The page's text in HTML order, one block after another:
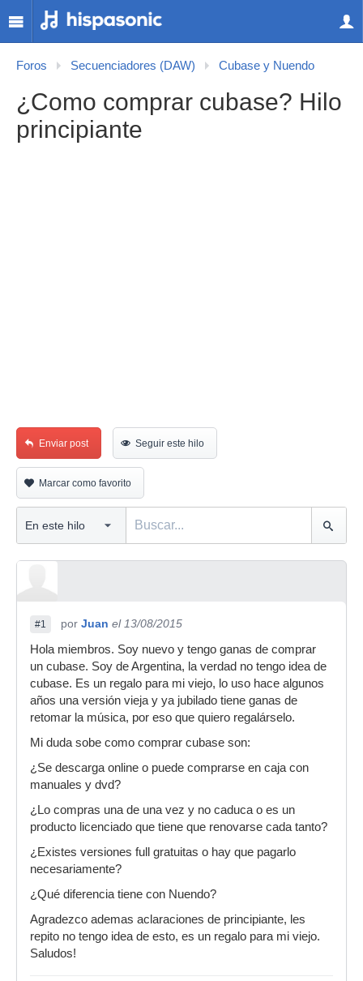
Foros Secuenciadores (DAW) Cubase y Nuendo
¿Como comprar cubase? Hilo
principiante
Enviar post Seguir este hilo
Marcar como favorito
#1 por Juan el 13/08/2015
Hola miembros. Soy nuevo y tengo ganas de comprar
un cubase. Soy de Argentina, la verdad no tengo idea de
cubase. Es un regalo para mi viejo, lo uso hace algunos
años una versión vieja y ya jubilado tiene ganas de
retomar la música, por eso que quiero regalárselo.
Mi duda sobe como comprar cubase son:
¿Se descarga online o puede comprarse en caja con
manuales y dvd?
¿Lo compras una de una vez y no caduca o es un
producto licenciado que tiene que renovarse cada tanto?
¿Existes versiones full gratuitas o hay que pagarlo
necesariamente?
¿Qué diferencia tiene con Nuendo?
Agradezco ademas aclaraciones de principiante, les
repito no tengo idea de esto, es un regalo para mi viejo.
Saludos!